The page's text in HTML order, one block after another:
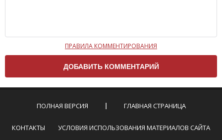
Чтобы ваш комментарий был опубликован на сайте,
вам нужно придерживаться следующих правил:
Комментарий не может быть слишком
эмоциональных высказываний.
Не стоит отклоняться от предмета обсуждения.
Пожалуйста, не используйте в комментарие
ПРАВИЛА КОММЕНТИРОВАНИЯ
ПОЛНАЯ ВЕРСИЯ ГЛАВНАЯ СТРАНИЦА
КОНТАКТЫ УСЛОВИЯ ИСПОЛЬЗОВАНИЯ МАТЕРИАЛОВ САЙТА